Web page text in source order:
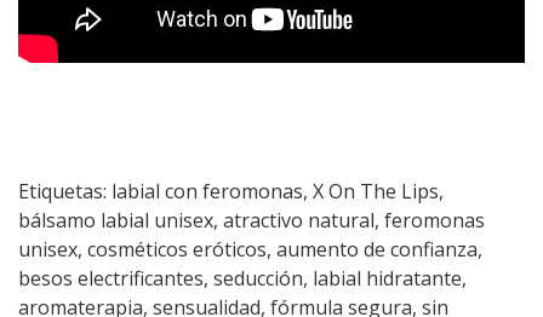
Etiquetas: labial con feromonas, X On The Lips,
bálsamo labial unisex, atractivo natural, feromonas
unisex, cosméticos eróticos, aumento de confianza,
besos electrificantes, seducción, labial hidratante,
aromaterapia, sensualidad, fórmula segura, sin